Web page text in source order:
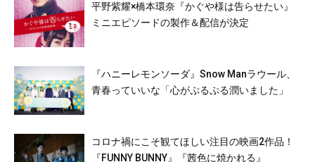
平野紫耀×橋本環奈『かぐや様は告らせたい』
ミニエピソードの製作＆配信が決定
『ハニーレモンソーダ』Snow Manラウール、
⻘春っていいな「心がぷるぷる潤いました」
コロナ禍にこそ観てほしい注目の映画2作品！
『FUNNY BUNNY』『茜色に焼かれる』